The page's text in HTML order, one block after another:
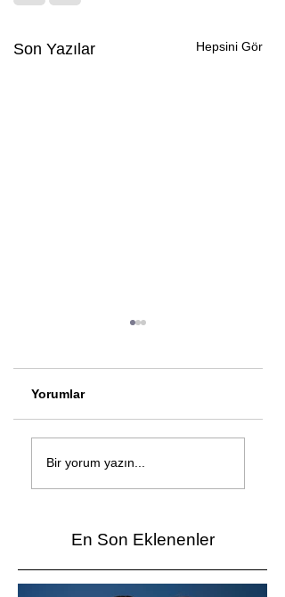
Son Yazılar Hepsini Gör
Çağan Şengül'den
yeni şarkı: Bir Ev
Yorumlar
Bir yorum yazın...
En Son Eklenenler